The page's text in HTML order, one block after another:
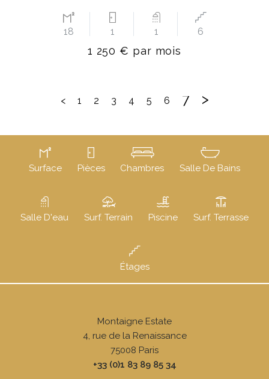
18 1 1 6
1 250 € par mois
< 1 2 3 4 5 6 7 >
Surface Pièces Chambres Salle De Bains
Salle D'eau Surf. Terrain Piscine Surf. Terrasse
Étages
Montaigne Estate
4, rue de la Renaissance
75008 Paris
+33 (0)1 83 89 85 34